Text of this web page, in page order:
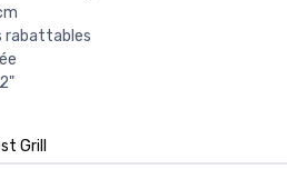
rabattables
Grill